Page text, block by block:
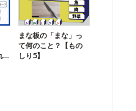
まな板の「まな」っ
て何のこと？【もの
しり5】